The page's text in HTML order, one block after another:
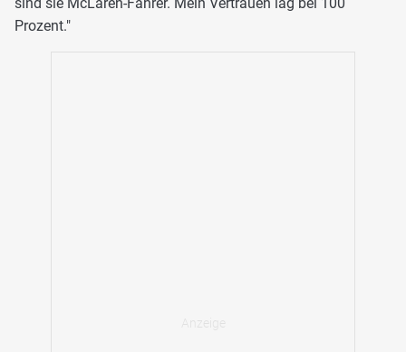
sind sie McLaren-Fahrer. Mein Vertrauen lag bei 100
Prozent."